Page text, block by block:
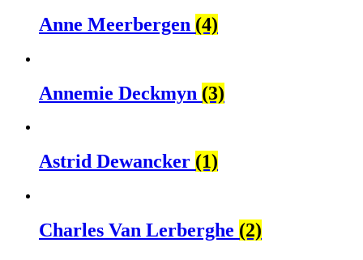
Anne Meerbergen (4)
Annemie Deckmyn (3)
Astrid Dewancker (1)
Charles Van Lerberghe (2)